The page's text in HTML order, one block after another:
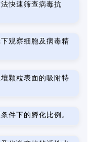
快速筛查病毒抗
观察细胞及病毒精
颗粒表面的吸附特
件下的孵化比例。